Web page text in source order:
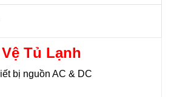
Tủ Lạnh
bị nguồn AC & DC